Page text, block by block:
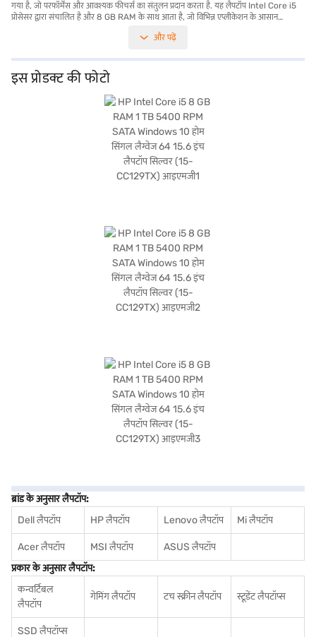
गया है, जो परफॉर्मेंस और आवश्यक फीचर्स का संतुलन प्रदान करता है. यह लैपटॉप Intel Core i5
प्रोसेसर द्वारा संचालित है और 8 GB RAM के साथ आता है, जो विभिन्न एप्लीकेशन के आसान
और मल्टीमीडिया कंटेंट के लिए पर्याप्त स्टोरेज स्पेस प्रदान करता है. 15.6-inch स्क्रीन के साथ, यह
उससे कम वजन, यह पोर्टेबल और इसे ले जाना भी आसान है. विंडोज 10 होम सिंगल लैंगवेज 64 के
साथ पहले से इंस्टॉल, आपको एक परिचित और यूज़र-फ्रेंडली ऑपरेटिंग सिस्टम मिलता है. यह HP
लैपटॉप छात्रों, प्रोफेशनल और दैनिक उपयोग के लिए विश्वसनीय मशीन की आवश्यकता वाले किसी भी
व्यक्ति के लिए उपयुक्त है. खरीदारी करने के लिए बजाज फाइनेंस पर विकल्पों के बारे में जानें या पार्टनर
स्टोर पर जाएं और Easy EMIs का लाभ उठाएं.
और पढ़ें
इस प्रोडक्ट की फोटो
ब्रांड के अनुसार लैपटॉप:
Dell लैपटॉप
HP लैपटॉप Lenovo लैपटॉप Mi लैपटॉप
Acer लैपटॉप MSI लैपटॉप
ASUS लैपटॉप
प्रकार के अनुसार लैपटॉप:
कन्वर्टिबल
लैपटॉप
गेमिंग लैपटॉप टच स्क्रीन लैपटॉप स्टूडेंट लैपटॉप्स
SSD लैपटॉप्स